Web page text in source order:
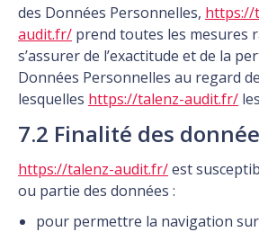
des Données Personnelles, https://
audit.fr/ prend toutes les mesures
s’assurer de l’exactitude et de la
Données Personnelles au regard
lesquelles https://talenz-audit.fr/
7.2 Finalité des
https://talenz-audit.fr/est
ou partie des données :
pour permettre la navigation